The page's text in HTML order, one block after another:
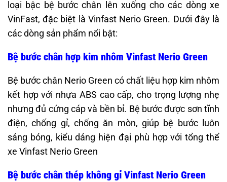
loại bậc bệ bước chân lên xuống cho các dòng xe
VinFast, đặc biệt là Vinfast Nerio Green. Dưới đây là
các dòng sản phẩm nổi bật:
Bệ bước chân hợp kim nhôm Vinfast Nerio Green
Bệ bước chân Nerio Green có chất liệu hợp kim nhôm
kết hợp với nhựa ABS cao cấp, cho trọng lượng nhẹ
nhưng đủ cứng cáp và bền bỉ. Bệ bước được sơn tĩnh
điện, chống gỉ, chống ăn mòn, giúp bệ bước luôn
sáng bóng, kiểu dáng hiện đại phù hợp với tổng thể
xe Vinfast Nerio Green
Bệ bước chân thép không gỉ Vinfast Nerio Green